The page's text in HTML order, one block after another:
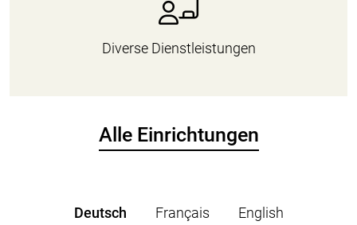
Diverse Dienstleistungen
Alle Einrichtungen
Deutsch Français English